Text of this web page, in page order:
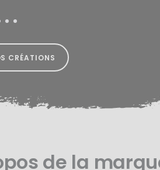
CRÉATIONS
de la